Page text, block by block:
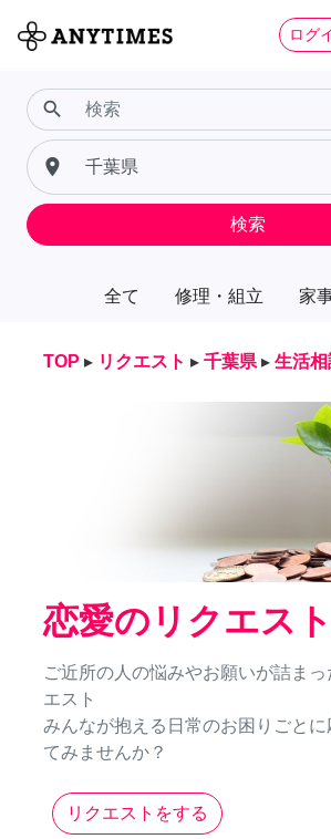
ログ
全て 修理・組立 家
search
place
検索
TOP ▸ リクエスト ▸ 千葉県 ▸ 生活相
恋愛のリクエスト
ご近所の人の悩みやお願いが詰まっ
エスト
みんなが抱える日常のお困りごとに
てみませんか？
リクエストをする